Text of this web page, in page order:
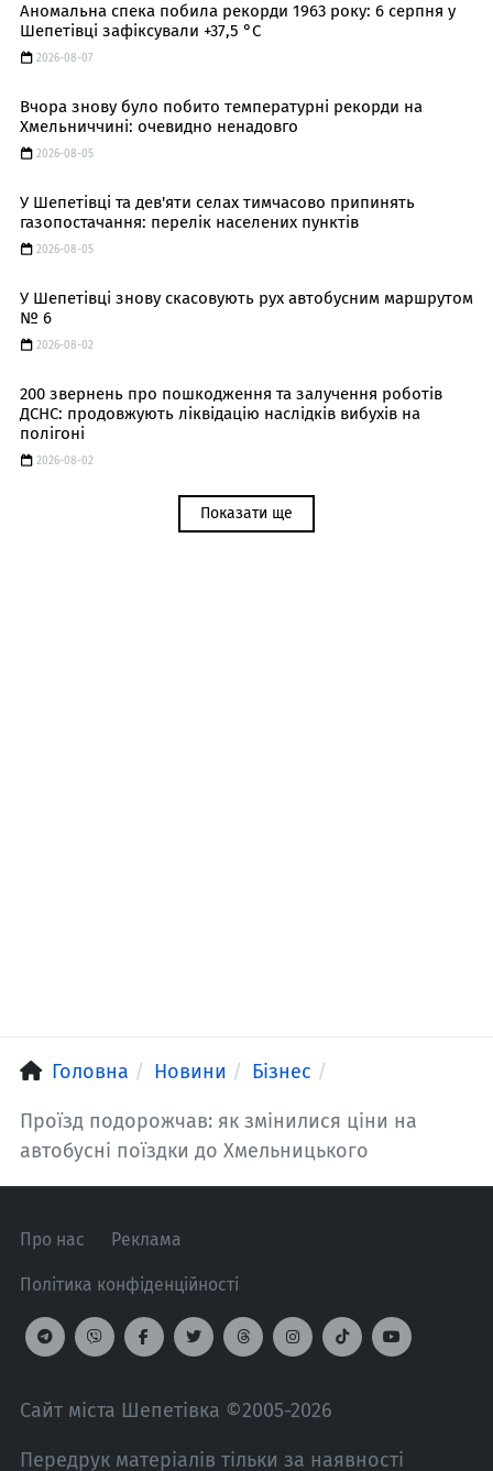
Аномальна спека побила рекорди 1963 року: 6 серпня у
Шепетівці зафіксували +37,5 °C
2026-08-07
Вчора знову було побито температурні рекорди на
Хмельниччині: очевидно ненадовго
2026-08-05
У Шепетівці та дев'яти селах тимчасово припинять
газопостачання: перелік населених пунктів
2026-08-05
У Шепетівці знову скасовують рух автобусним маршрутом
№ 6
2026-08-02
200 звернень про пошкодження та залучення роботів
ДСНС: продовжують ліквідацію наслідків вибухів на
полігоні
2026-08-02
Показати ще
Головна Новини Бізнес
Проїзд подорожчав: як змінилися ціни на
автобусні поїздки до Хмельницького
Про нас Реклама
Політика конфіденційності
Сайт міста Шепетівка ©2005-2026
Передрук матеріалів тільки за наявності